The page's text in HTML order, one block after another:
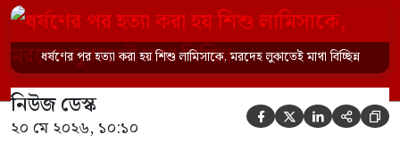
চালানো হয় এই নৃশংস হত্যাকাণ্ডে পাশের ফ্ল্যাটের
ভাড়াটিয়া সোহেল রানা (৩০) ও তার স্ত্রী স্বপ্না
আক্তারকে (২৬) মাত্র ৭ ঘণ্টার […]
ধর্ষণের পর হত্যা করা হয় শিশু লামিসাকে, মরদেহ লুকাতেই মাথা বিচ্ছিন্ন
নিউজ ডেস্ক
২০ মে ২০২৬, ১০:১০     